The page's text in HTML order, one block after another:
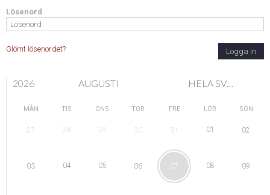
Lösenord
Glömt lösenordet? Logga in
2026 AUGUSTI HELA SVERIGE
MÅN TIS ONS TOR FRE LÖR SÖN
27 28 29 30 31 01 02
03 04 05 06 07 08 09